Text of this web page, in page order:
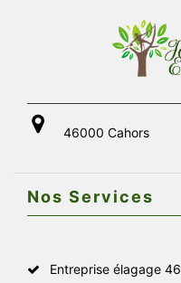
46000 Cahors
Nos Services
Entreprise élagage 46